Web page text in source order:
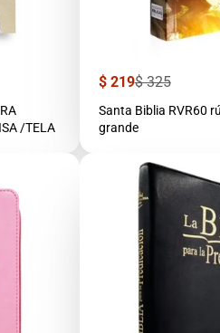
/TELA
Precio
venta
$ 219Precio
$ 325
Santa Biblia RVR60
grande